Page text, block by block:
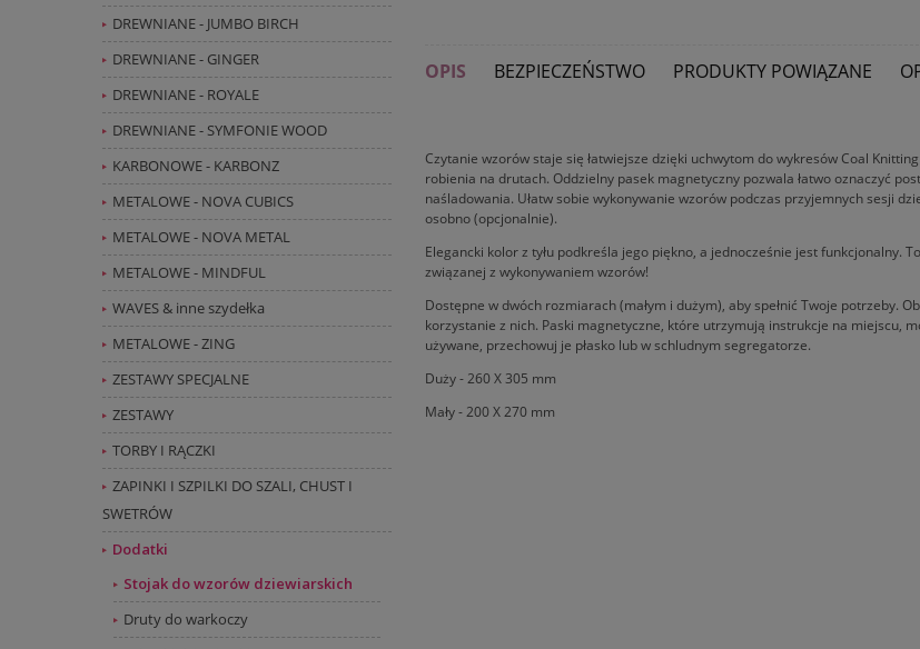
DREWNIANE - JUMBO BIRCH
DREWNIANE - GINGER
DREWNIANE - ROYALE
DREWNIANE - SYMFONIE WOOD
KARBONOWE - KARBONZ
METALOWE - NOVA CUBICS
METALOWE - NOVA METAL
METALOWE - MINDFUL
WAVES & inne szydełka
METALOWE - ZING
ZESTAWY SPECJALNE
ZESTAWY
TORBY I RĄCZKI
ZAPINKI I SZPILKI DO SZALI, CHUST I
SWETRÓW
Dodatki
Stojak do wzorów dziewiarskich
Druty do warkoczy
OPIS BEZPIECZEŃSTWO PRODUKTY POWIĄZANE
Czytanie wzorów staje się łatwiejsze dzięki uchwytom do wykresów Coal
robienia na drutach. Oddzielny pasek magnetyczny pozwala łatwo oznaczyć
naśladowania. Ułatw sobie wykonywanie wzorów podczas przyjemnych sesji
osobno (opcjonalnie).
Elegancki kolor z tyłu podkreśla jego piękno, a jednocześnie jest funkcjonalny.
związanej z wykonywaniem wzorów!
Dostępne w dwóch rozmiarach (małym i dużym), aby spełnić Twoje potrzeby.
korzystanie z nich. Paski magnetyczne, które utrzymują instrukcje na miejscu,
używane, przechowuj je płasko lub w schludnym segregatorze.
Duży - 260 X 305 mm
Mały - 200 X 270 mm